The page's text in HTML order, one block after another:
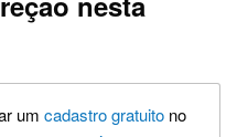
um cadastro gratuito no